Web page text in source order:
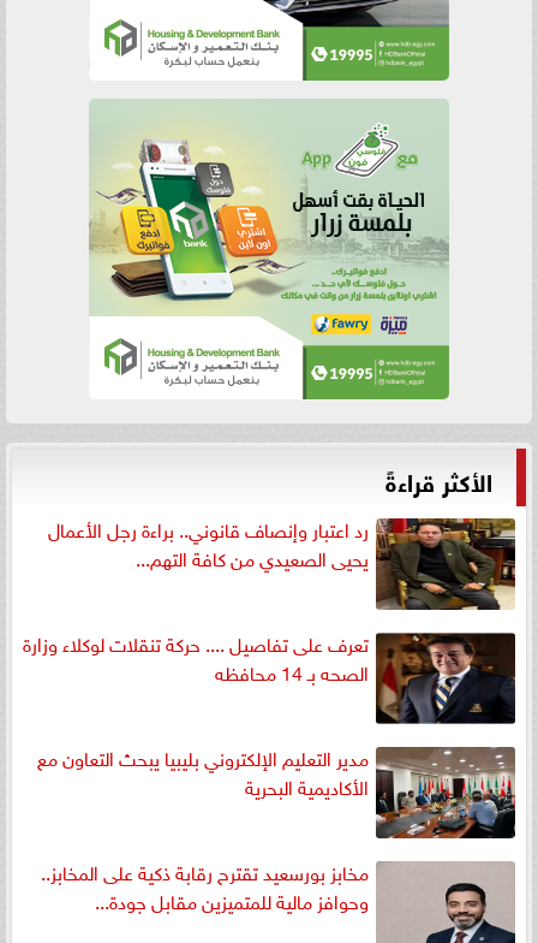
الأكثر قراءةً
رد اعتبار وإنصاف قانوني.. براءة رجل الأعمال
يحيى الصعيدي من كافة التهم...
تعرف على تفاصيل .... حركة تنقلات لوكلاء وزارة
الصحه بـ 14 محافظه
مدير التعليم الإلكتروني بليبيا يبحث التعاون مع
الأكاديمية البحرية
مخابز بورسعيد تقترح رقابة ذكية على المخابز..
وحوافز مالية للمتميزين مقابل جودة...